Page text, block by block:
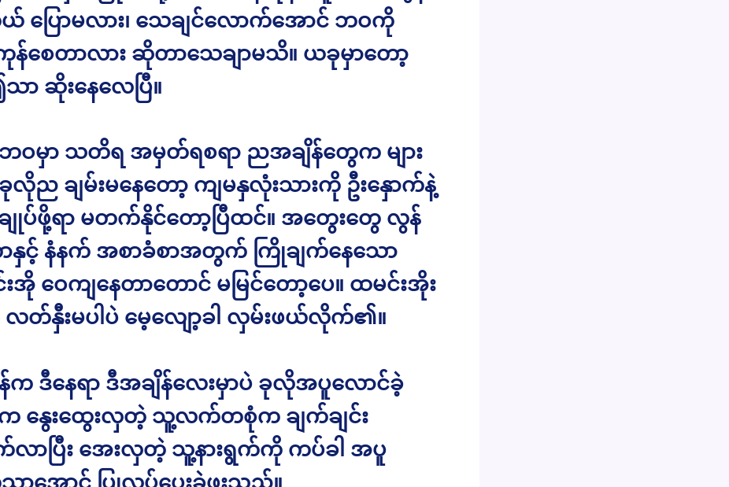
ပြောမလား၊ သေချင်လောက်အောင် ဘဝကို
စေတာလား ဆိုတာသေချာမသိ။ ယခုမှာတော့
ာ ဆိုးနေလေပြီ။
ဝမှာ သတိရ အမှတ်ရစရာ ညအချိန်တွေက များ
လိုည ချမ်းမနေတော့ ကျမနှလုံးသားကို ဦးနှောက်နဲ့
ျုပ်ဖို့ရာ မတက်နိုင်တော့ပြီထင်။ အတွေးတွေ လွန်
နှင့် နံနက် အစာခံစာအတွက် ကြိုချက်နေသော
အို ဝေကျနေတာတောင် မမြင်တော့ပေ။ ထမင်းအိုး
လတ်နှီးမပါပဲ မေ့လျော့ခါ လှမ်းဖယ်လိုက်၏။
က ဒီနေရာ ဒီအချိန်လေးမှာပဲ ခုလိုအပူလောင်ခဲ့
နွေးထွေးလှတဲ့ သူ့လက်တစုံက ချက်ချင်း
လာပြီး အေးလှတဲ့ သူ့နားရွက်ကို ကပ်ခါ အပူ
အောင် ပြုလုပ်ပေးခဲ့ဖူးသည်။